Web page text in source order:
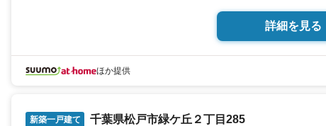
詳細を見る
ほか提供
新築一戸建て 千葉県松戸市緑ケ丘２丁目285